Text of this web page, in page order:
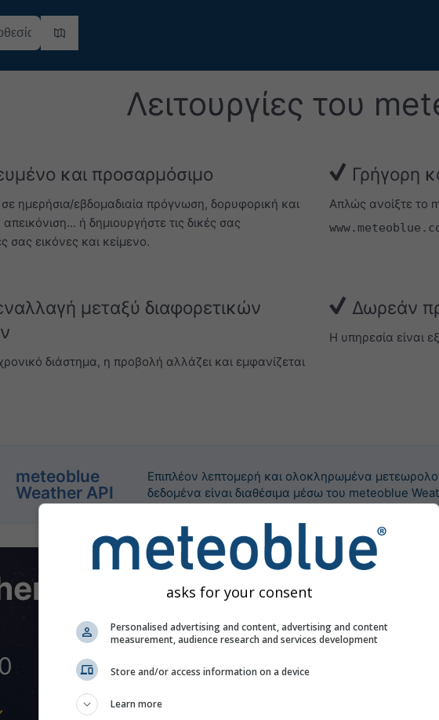
Λειτουργίες του
και προσαρμόσιμο
ημερήσια/εβδομαδιαία πρόγνωση, δορυφορική και
ή δημιουργήστε τις δικές σας
σας εικόνες και κείμενο.
Γρήγορη
Απλώς ανοίξτε το
μεταξύ διαφορετικών
διάστημα, η προβολή αλλάζει και εμφανίζεται
Δωρεάν
Η υπηρεσία είναι
meteoblue
Weather API
Επιπλέον λεπτομερή και ολοκληρωμένα
δεδομένα είναι διαθέσιμα μέσω του meteoblue
asks for your consent
Personalised advertising and content, advertising and content
measurement, audience research and services development
Store and/or access information on a device
Learn more